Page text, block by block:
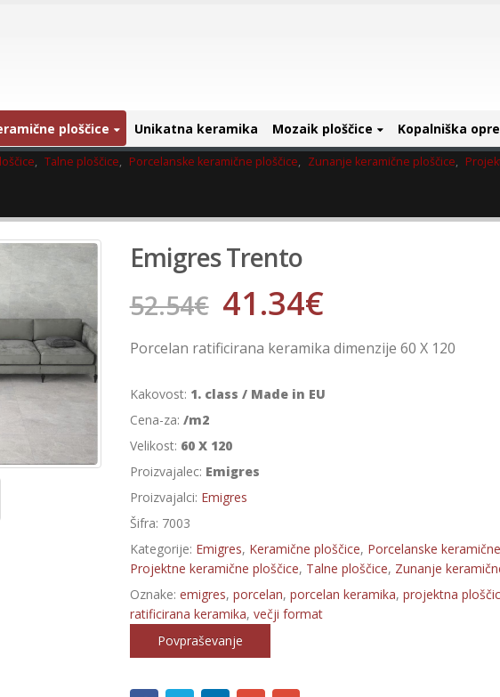
ploščice Unikatna keramika Mozaik ploščice Kopalniška
, Talne ploščice, Porcelanske keramične ploščice, Zunanje keramične ploščice,
Emigres Trento
52.54€ 41.34€
Porcelan ratificirana keramika dimenzije 60 X 120
Kakovost: 1. class / Made in EU
Cena-za: /m2
Velikost: 60 X 120
Proizvajalec: Emigres
Proizvajalci: Emigres
Šifra: 7003
Kategorije: Emigres, Keramične ploščice, Porcelanske
Projektne keramične ploščice, Talne ploščice, Zunanje
Oznake: emigres, porcelan, porcelan keramika, projektna
ratificirana keramika, večji format
Povpraševanje